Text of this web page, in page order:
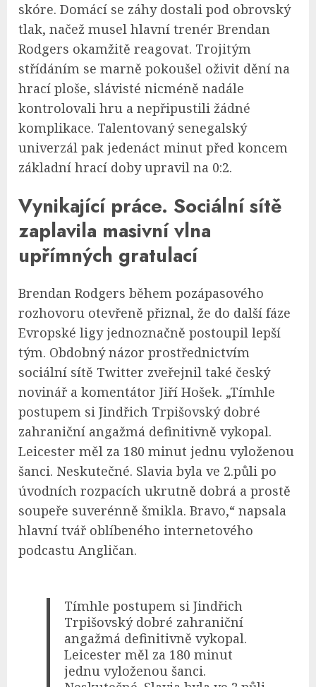
skóre. Domácí se záhy dostali pod obrovský
tlak, načež musel hlavní trenér Brendan
Rodgers okamžitě reagovat. Trojitým
střídáním se marně pokoušel oživit dění na
hrací ploše, slávisté nicméně nadále
kontrolovali hru a nepřipustili žádné
komplikace. Talentovaný senegalský
univerzál pak jedenáct minut před koncem
základní hrací doby upravil na 0:2.
Vynikající práce. Sociální sítě
zaplavila masivní vlna
upřímných gratulací
Brendan Rodgers během pozápasového
rozhovoru otevřeně přiznal, že do další fáze
Evropské ligy jednoznačně postoupil lepší
tým. Obdobný názor prostřednictvím
sociální sítě Twitter zveřejnil také český
novinář a komentátor Jiří Hošek. „Tímhle
postupem si Jindřich Trpišovský dobré
zahraniční angažmá definitivně vykopal.
Leicester měl za 180 minut jednu vyloženou
šanci. Neskutečné. Slavia byla ve 2.půli po
úvodních rozpacích ukrutně dobrá a prostě
soupeře suverénně šmikla. Bravo,“ napsala
hlavní tvář oblíbeného internetového
podcastu Angličan.
Tímhle postupem si Jindřich
Trpišovský dobré zahraniční
angažmá definitivně vykopal.
Leicester měl za 180 minut
jednu vyloženou šanci.